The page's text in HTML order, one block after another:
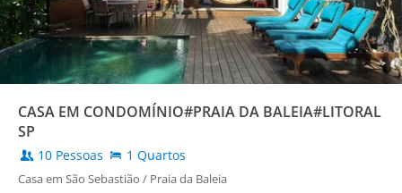
CASA EM CONDOMÍNIO#PRAIA DA BALEIA#LITORAL
SP
10 Pessoas 1 Quartos
Casa em São Sebastião / Praia da Baleia